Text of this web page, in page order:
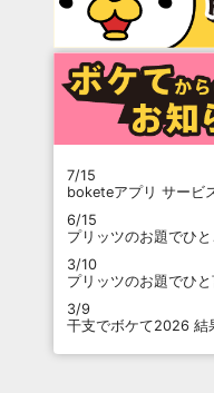
7/15
boketeアプリ サービ
6/15
プリッツのお題でひ
3/10
プリッツのお題でひ
3/9
干支でボケて2026 結